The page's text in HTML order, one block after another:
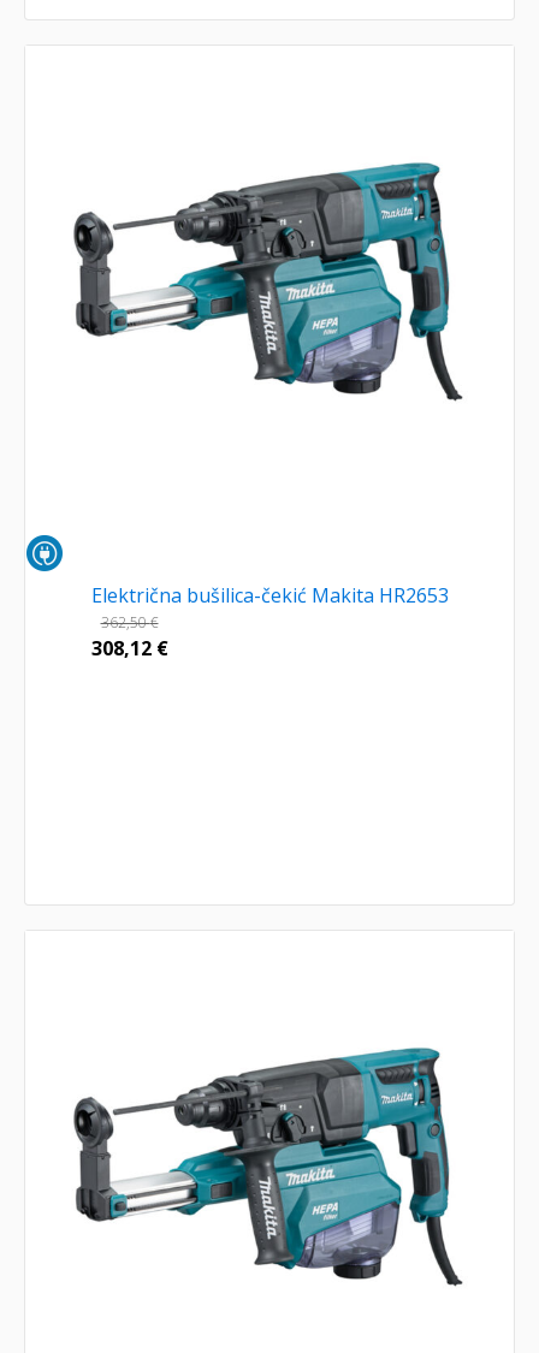
Električna bušilica-čekić Makita HR2653
362,50€
308,12 €